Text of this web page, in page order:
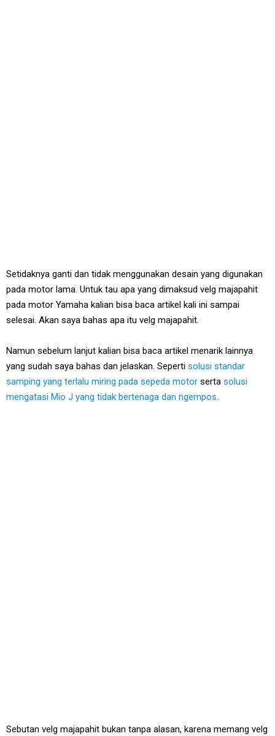
Setidaknya ganti dan tidak menggunakan desain yang digunakan
pada motor lama. Untuk tau apa yang dimaksud velg majapahit
pada motor Yamaha kalian bisa baca artikel kali ini sampai
selesai. Akan saya bahas apa itu velg majapahit.
Namun sebelum lanjut kalian bisa baca artikel menarik lainnya
yang sudah saya bahas dan jelaskan. Seperti solusi standar
samping yang terlalu miring pada sepeda motor serta solusi
mengatasi Mio J yang tidak bertenaga dan ngempos.
Sebutan velg majapahit bukan tanpa alasan, karena memang velg